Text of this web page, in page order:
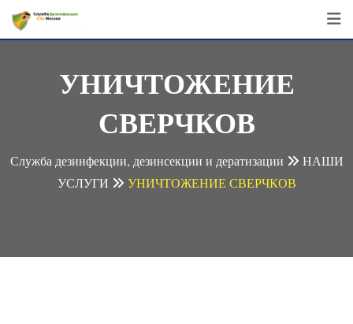
Перейти
УНИЧТОЖЕНИЕ
СВЕРЧКОВ
Служба дезинфекции, дезинсекции и дератизации
НАШИ
УСЛУГИ
УНИЧТОЖЕНИЕ СВЕРЧКОВ